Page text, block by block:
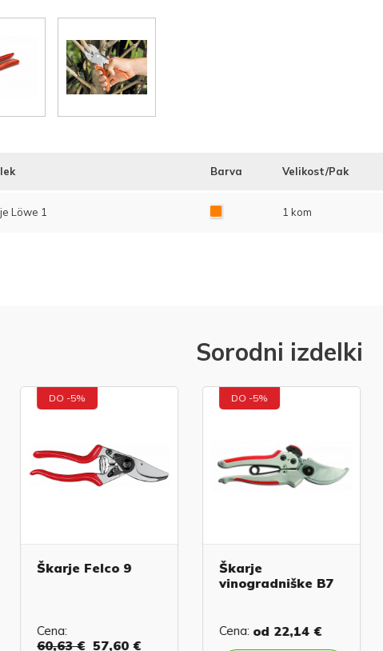
Barva Velikost/Pak
Löwe 1 1 kom
Sorodni izdelki
DO -5%
Škarje Felco 9
Cena:
60,63 € 57,60 €
DO -5%
Škarje
vinogradniške B7
Cena: od22,14 €